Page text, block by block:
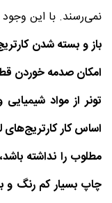
نمی‌رسند. با این وجود
باز و بسته شدن
امکان صدمه خوردن
تونر از مواد
اساس کار
مطلوب را نداشته
چاپ بسیار کم رنگ و